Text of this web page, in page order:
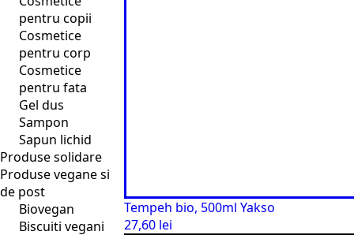
pentru copii
Cosmetice
pentru corp
Cosmetice
pentru fata
Gel dus
Sampon
Sapun lichid
Produse solidare
Produse vegane si
de post
Biovegan
Biscuiti vegani
Tempeh bio, 500ml Yakso
27,60 lei